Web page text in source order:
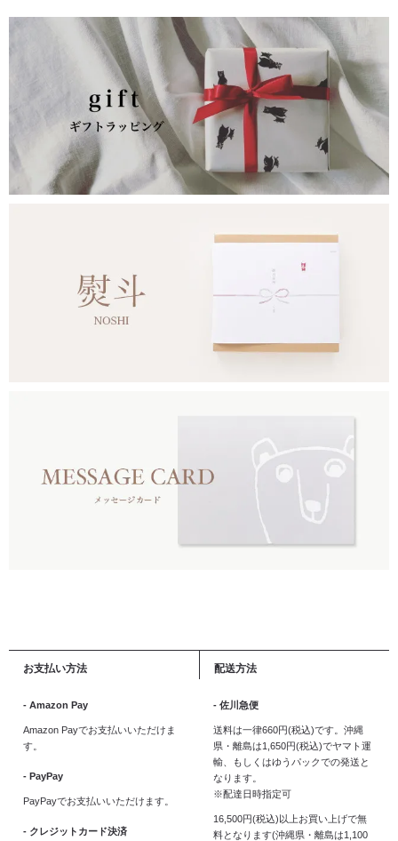
お支払い方法
- Amazon Pay
Amazon Payでお支払いいただけま
す。
- PayPay
PayPayでお支払いいただけます。
- クレジットカード決済
配送方法
- 佐川急便
送料は一律660円(税込)です。沖縄
県・離島は1,650円(税込)でヤマト運
輸、もしくはゆうパックでの発送と
なります。
※配達日時指定可
16,500円(税込)以上お買い上げで無
料となります(沖縄県・離島は1,100